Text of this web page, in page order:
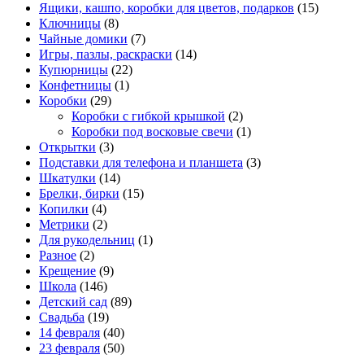
Ящики, кашпо, коробки для цветов, подарков (15)
Ключницы (8)
Чайные домики (7)
Игры, пазлы, раскраски (14)
Купюрницы (22)
Конфетницы (1)
Коробки (29)
Коробки с гибкой крышкой (2)
Коробки под восковые свечи (1)
Открытки (3)
Подставки для телефона и планшета (3)
Шкатулки (14)
Брелки, бирки (15)
Копилки (4)
Метрики (2)
Для рукодельниц (1)
Разное (2)
Крещение (9)
Школа (146)
Детский сад (89)
Свадьба (19)
14 февраля (40)
23 февраля (50)